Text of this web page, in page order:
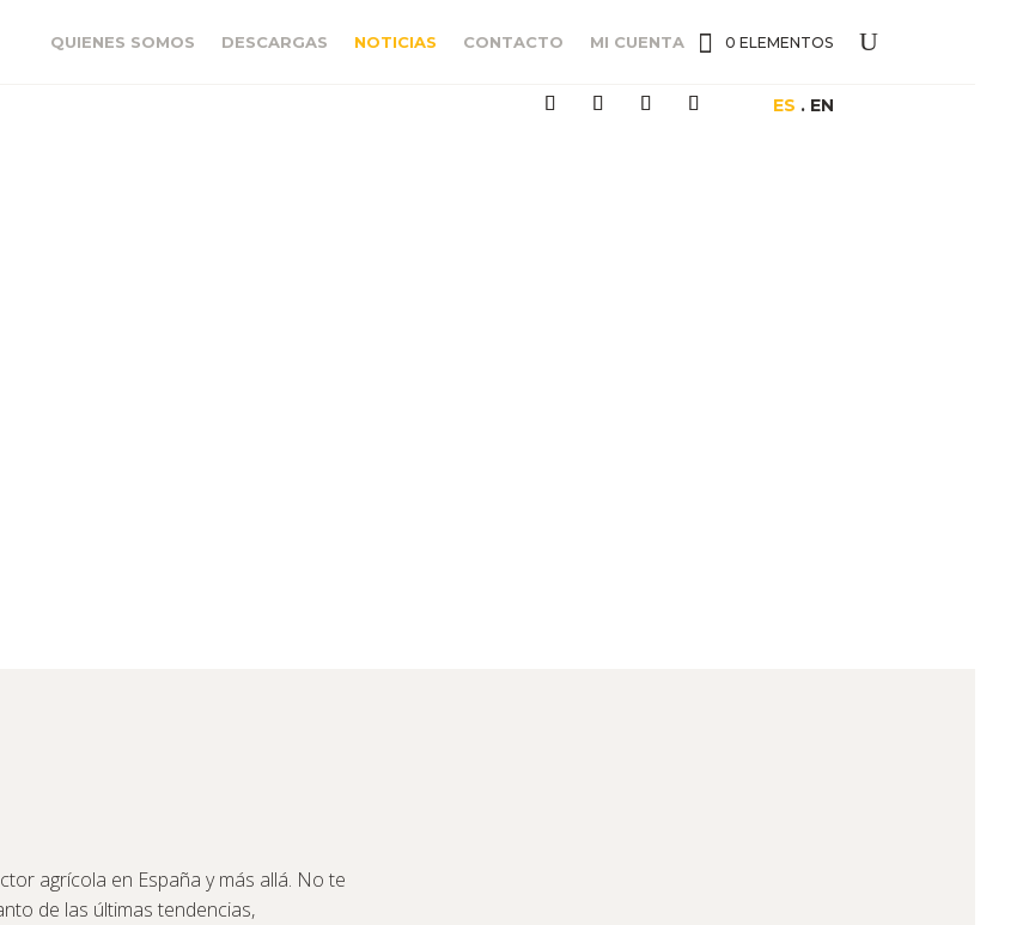
QUIENES SOMOS DESCARGAS NOTICIAS CONTACTO MI CUENTA 0 ELEMENTOS
ES . EN
agrícola en España y más allá. No te
de las últimas tendencias,